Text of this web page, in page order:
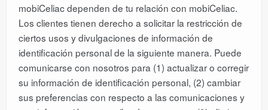
mobiCeliac dependen de tu relación con mobiCeliac.
Los clientes tienen derecho a solicitar la restricción de
ciertos usos y divulgaciones de información de
identificación personal de la siguiente manera. Puede
comunicarse con nosotros para (1) actualizar o corregir
su información de identificación personal, (2) cambiar
sus preferencias con respecto a las comunicaciones y